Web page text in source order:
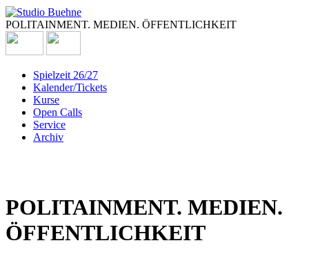
POLITAINMENT. MEDIEN. ÖFFENTLICHKEIT
Spielzeit 26/27
Kalender/Tickets
Kurse
Open Calls
Service
Archiv
POLITAINMENT. MEDIEN.
ÖFFENTLICHKEIT